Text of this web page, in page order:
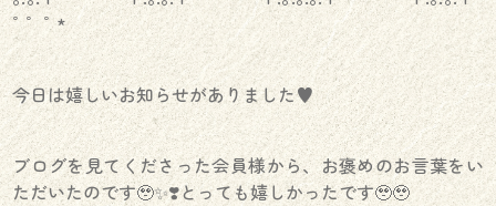
ﾟ ゜ﾟ *
今日は嬉しいお知らせがありました♥️
ブログを見てくださった会員様から、お褒めのお言葉をい
ただいたのです🥹✨️❣️とっても嬉しかったです🥹🥹